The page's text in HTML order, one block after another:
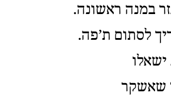
במנה ראשונה.
לסתום ת’פה.
שאשקר